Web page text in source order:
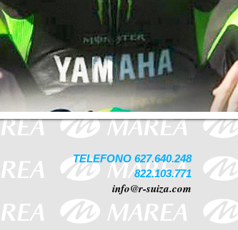
TELEFONO 627.640.248
822.103.771
info@r-suiza.com